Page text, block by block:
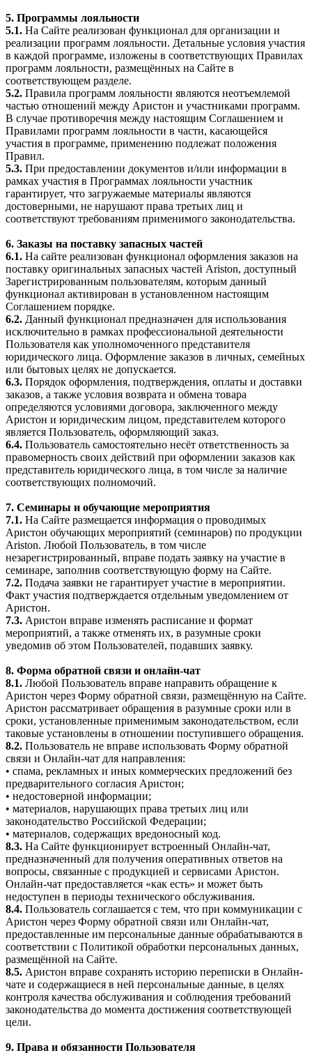
5. Программы лояльности
5.1. На Сайте реализован функционал для организации и
реализации программ лояльности. Детальные условия участия
в каждой программе, изложены в соответствующих Правилах
программ лояльности, размещённых на Сайте в
соответствующем разделе.
5.2. Правила программ лояльности являются неотъемлемой
частью отношений между Аристон и участниками программ.
В случае противоречия между настоящим Соглашением и
Правилами программ лояльности в части, касающейся
участия в программе, применению подлежат положения
Правил.
5.3. При предоставлении документов и/или информации в
рамках участия в Программах лояльности участник
гарантирует, что загружаемые материалы являются
достоверными, не нарушают права третьих лиц и
соответствуют требованиям применимого законодательства.
6. Заказы на поставку запасных частей
6.1. На сайте реализован функционал оформления заказов на
поставку оригинальных запасных частей Ariston, доступный
Зарегистрированным пользователям, которым данный
функционал активирован в установленном настоящим
Соглашением порядке.
6.2. Данный функционал предназначен для использования
исключительно в рамках профессиональной деятельности
Пользователя как уполномоченного представителя
юридического лица. Оформление заказов в личных, семейных
или бытовых целях не допускается.
6.3. Порядок оформления, подтверждения, оплаты и доставки
заказов, а также условия возврата и обмена товара
определяются условиями договора, заключенного между
Аристон и юридическим лицом, представителем которого
является Пользователь, оформляющий заказ.
6.4. Пользователь самостоятельно несёт ответственность за
правомерность своих действий при оформлении заказов как
представитель юридического лица, в том числе за наличие
соответствующих полномочий.
7. Семинары и обучающие мероприятия
7.1. На Сайте размещается информация о проводимых
Аристон обучающих мероприятий (семинаров) по продукции
Ariston. Любой Пользователь, в том числе
незарегистрированный, вправе подать заявку на участие в
семинаре, заполнив соответствующую форму на Сайте.
7.2. Подача заявки не гарантирует участие в мероприятии.
Факт участия подтверждается отдельным уведомлением от
Аристон.
7.3. Аристон вправе изменять расписание и формат
мероприятий, а также отменять их, в разумные сроки
уведомив об этом Пользователей, подавших заявку.
8. Форма обратной связи и онлайн-чат
8.1. Любой Пользователь вправе направить обращение к
Аристон через Форму обратной связи, размещённую на Сайте.
Аристон рассматривает обращения в разумные сроки или в
сроки, установленные применимым законодательством, если
таковые установлены в отношении поступившего обращения.
8.2. Пользователь не вправе использовать Форму обратной
связи и Онлайн-чат для направления:
• спама, рекламных и иных коммерческих предложений без
предварительного согласия Аристон;
• недостоверной информации;
• материалов, нарушающих права третьих лиц или
законодательство Российской Федерации;
• материалов, содержащих вредоносный код.
8.3. На Сайте функционирует встроенный Онлайн-чат,
предназначенный для получения оперативных ответов на
вопросы, связанные с продукцией и сервисами Аристон.
Онлайн-чат предоставляется «как есть» и может быть
недоступен в периоды технического обслуживания.
8.4. Пользователь соглашается с тем, что при коммуникации с
Аристон через Форму обратной связи или Онлайн-чат,
предоставленные им персональные данные обрабатываются в
соответствии с Политикой обработки персональных данных,
размещённой на Сайте.
8.5. Аристон вправе сохранять историю переписки в Онлайн-
чате и содержащиеся в ней персональные данные, в целях
контроля качества обслуживания и соблюдения требований
законодательства до момента достижения соответствующей
цели.
9. Права и обязанности Пользователя